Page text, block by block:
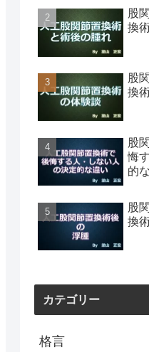
股
換
股
換
股
悔
的
股
換
カテゴリー
格言